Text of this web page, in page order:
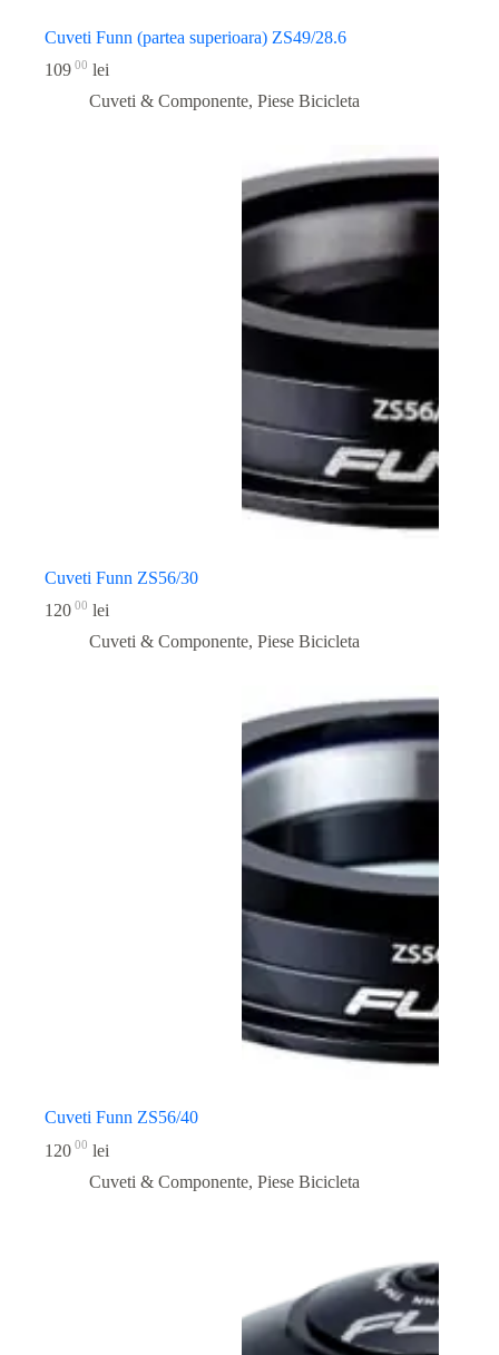
Cuveti Funn (partea superioara) ZS49/28.6
109 00 lei
Cuveti & Componente, Piese Bicicleta
Cuveti Funn ZS56/30
120 00 lei
Cuveti & Componente, Piese Bicicleta
Cuveti Funn ZS56/40
120 00 lei
Cuveti & Componente, Piese Bicicleta